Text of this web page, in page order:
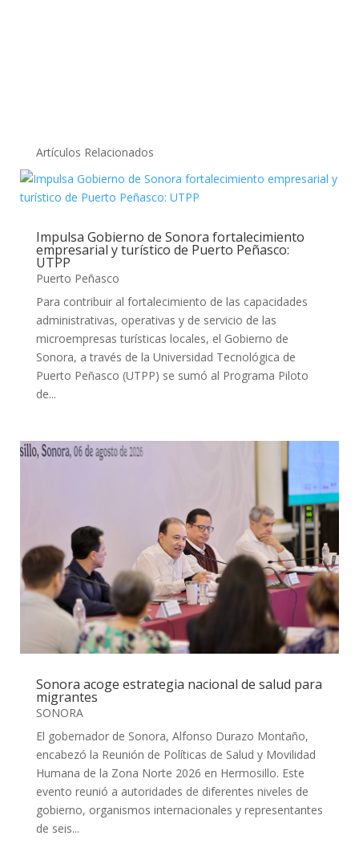
Artículos Relacionados
Impulsa Gobierno de Sonora fortalecimiento
empresarial y turístico de Puerto Peñasco:
UTPP
Puerto Peñasco
Para contribuir al fortalecimiento de las capacidades
administrativas, operativas y de servicio de las
microempresas turísticas locales, el Gobierno de
Sonora, a través de la Universidad Tecnológica de
Puerto Peñasco (UTPP) se sumó al Programa Piloto
de...
Sonora acoge estrategia nacional de salud para
migrantes
SONORA
El gobernador de Sonora, Alfonso Durazo Montaño,
encabezó la Reunión de Políticas de Salud y Movilidad
Humana de la Zona Norte 2026 en Hermosillo. Este
evento reunió a autoridades de diferentes niveles de
gobierno, organismos internacionales y representantes
de seis...